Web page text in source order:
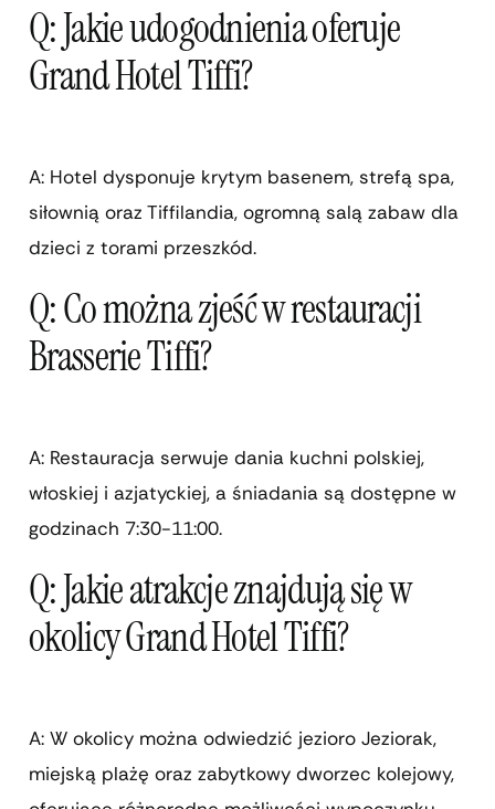
Q: Jakie udogodnienia oferuje
Grand Hotel Tiffi?
A: Hotel dysponuje krytym basenem, strefą spa,
siłownią oraz Tiffilandia, ogromną salą zabaw dla
dzieci z torami przeszkód.
Q: Co można zjeść w restauracji
Brasserie Tiffi?
A: Restauracja serwuje dania kuchni polskiej,
włoskiej i azjatyckiej, a śniadania są dostępne w
godzinach 7:30-11:00.
Q: Jakie atrakcje znajdują się w
okolicy Grand Hotel Tiffi?
A: W okolicy można odwiedzić jezioro Jeziorak,
miejską plażę oraz zabytkowy dworzec kolejowy,